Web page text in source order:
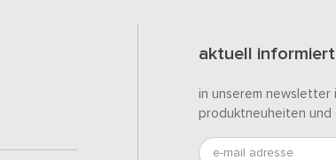
aktuell informiert
in unserem newsletter
produktneuheiten und
e-mail adresse